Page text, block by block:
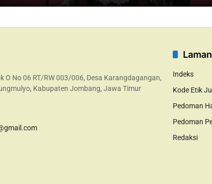
O No 06 RT/RW 003/006, Desa Karangdagangan,
Kabupaten Jombang, Jawa Timur
Laman
Indeks
Kode Etik
Pedoman
Pedoman
Redaksi